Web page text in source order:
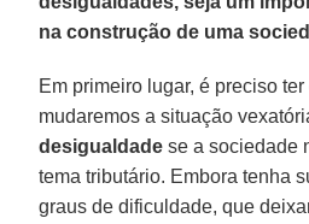
na construção de uma
Em primeiro lugar, é preciso
mudaremos a situação
desigualdade se a sociedade
tema tributário. Embora tenha
graus de dificuldade, que